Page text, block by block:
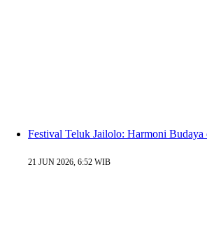
Festival Teluk Jailolo: Harmoni
21 JUN 2026, 6:52 WIB